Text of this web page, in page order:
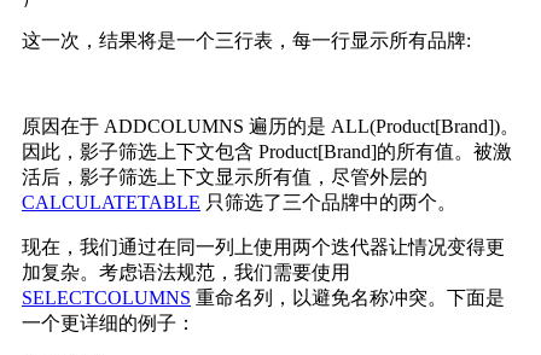
这一次，结果将是一个三行表，每一行显示所有品牌:
原因在于 ADDCOLUMNS 遍历的是 ALL(Product[Brand])。
因此，影子筛选上下文包含 Product[Brand]的所有值。被激
活后，影子筛选上下文显示所有值，尽管外层的
CALCULATETABLE 只筛选了三个品牌中的两个。
现在，我们通过在同一列上使用两个迭代器让情况变得更
加复杂。考虑语法规范，我们需要使用
SELECTCOLUMNS 重命名列，以避免名称冲突。下面是
一个更详细的例子：